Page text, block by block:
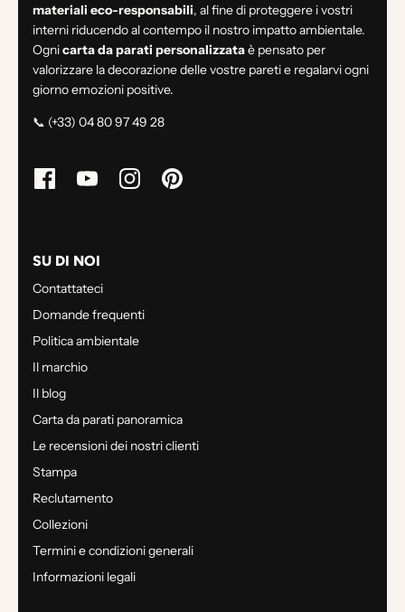
materiali eco-responsabili, al fine di proteggere i vostri
interni riducendo al contempo il nostro impatto ambientale.
Ognicarta da parati personalizzataè pensato per
valorizzare la decorazione delle vostre pareti e regalarvi ogni
giorno emozioni positive.
📞 (+33) 04 80 97 49 28
SU DI NOI
Contattateci
Domande frequenti
Politica ambientale
Il marchio
Il blog
Carta da parati panoramica
Le recensioni dei nostri clienti
Stampa
Reclutamento
Collezioni
Termini e condizioni generali
Informazioni legali